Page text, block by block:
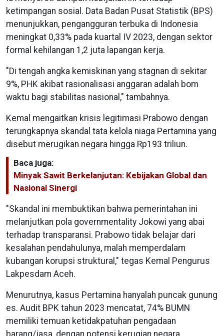
ketimpangan sosial. Data Badan Pusat Statistik (BPS)
menunjukkan, pengangguran terbuka di Indonesia
meningkat 0,33% pada kuartal IV 2023, dengan sektor
formal kehilangan 1,2 juta lapangan kerja.
"Di tengah angka kemiskinan yang stagnan di sekitar
9%, PHK akibat rasionalisasi anggaran adalah bom
waktu bagi stabilitas nasional," tambahnya.
Kemal mengaitkan krisis legitimasi Prabowo dengan
terungkapnya skandal tata kelola niaga Pertamina yang
disebut merugikan negara hingga Rp193 triliun.
Baca juga:
Minyak Sawit Berkelanjutan: Kebijakan Global dan
Nasional Sinergi
"Skandal ini membuktikan bahwa pemerintahan ini
melanjutkan pola governmentality Jokowi yang abai
terhadap transparansi. Prabowo tidak belajar dari
kesalahan pendahulunya, malah memperdalam
kubangan korupsi struktural," tegas Kemal Pengurus
Lakpesdam Aceh.
Menurutnya, kasus Pertamina hanyalah puncak gunung
es. Audit BPK tahun 2023 mencatat, 74% BUMN
memiliki temuan ketidakpatuhan pengadaan